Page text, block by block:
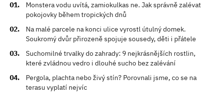
Monstera vodu uvítá, zamiokulkas ne. Jak správně zalévat
pokojovky během tropických dnů
Na malé parcele na konci ulice vyrostl útulný domek.
Soukromý dvůr přirozeně spojuje sousedy, děti i přátele
Suchomilné trvalky do zahrady: 9 nejkrásnějších rostlin,
které zvládnou vedro i dlouhé sucho bez zalévání
Pergola, plachta nebo živý stín? Porovnali jsme, co se na
terasu vyplatí nejvíc